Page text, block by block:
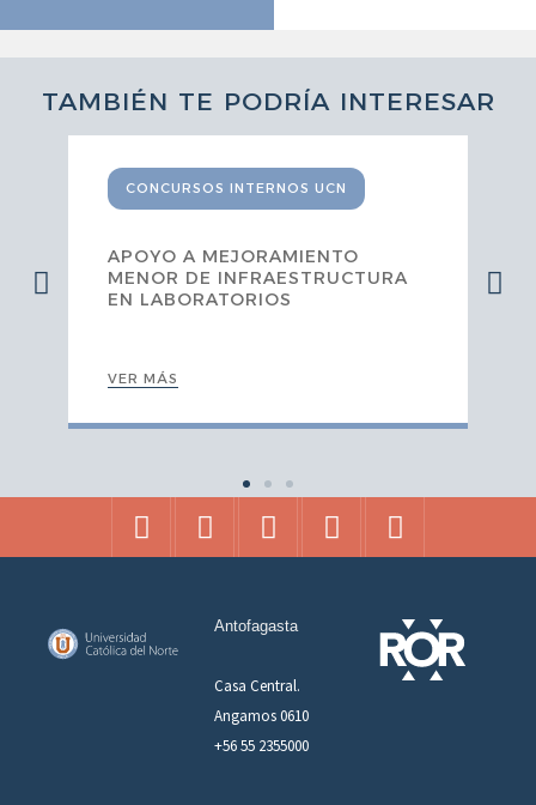
TAMBIÉN TE PODRÍA INTERESAR
CONCURSOS INTERNOS UCN
APOYO A MEJORAMIENTO
MENOR DE INFRAESTRUCTURA
EN LABORATORIOS
VER MÁS
Antofagasta
Casa Central.
Angamos 0610
+56 55 2355000